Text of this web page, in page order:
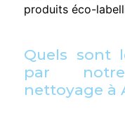
produits éco-
Quels sont
par
nettoyage à